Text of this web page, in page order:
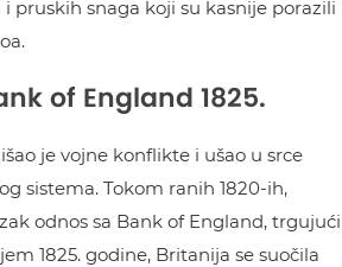
pruskih snaga koji su kasnije porazili
of England 1825.
je vojne konflikte i ušao u srce
sistema. Tokom ranih 1820-ih,
odnos sa Bank of England, trgujući
1825. godine, Britanija se suočila